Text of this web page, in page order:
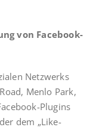
von Facebook-
Netzwerks
Menlo Park,
Plugins
dem „Like-